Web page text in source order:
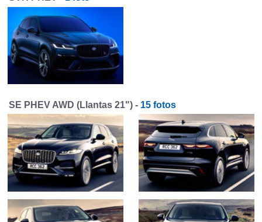
SE PHEV AWD (Llantas 21") - 15 fotos